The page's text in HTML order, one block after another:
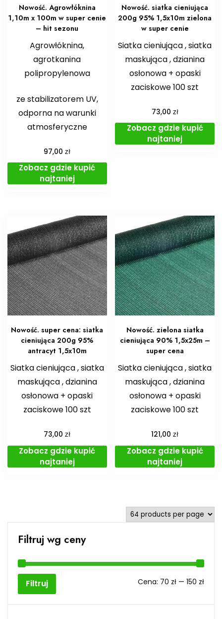
Nowość. Agrowłóknina
1,10m x 100m w super cenie
– hit sezonu
Agrowłóknina,
agrotkanina
polipropylenowa
ze stabilizatorem UV,
odporna na warunki
atmosferyczne
97,00zł
Zobacz gdzie kupić
najtaniej
Nowość. siatka cieniująca
200g 95% 1,5x10m zielona
w super cenie
Siatka cieniująca , siatka
maskująca , dzianina
osłonowa + opaski
zaciskowe 100 szt
73,00 zł
Zobacz gdzie kupić
najtaniej
Nowość. super cena: siatka
cieniująca 200g 95%
antracyt 1,5x10m
Siatka cieniująca , siatka
maskująca , dzianina
osłonowa + opaski
zaciskowe 100 szt
73,00zł
Zobacz gdzie kupić
najtaniej
Nowość. zielona siatka
cieniująca 90% 1,5x25m –
super cena
Siatka cieniująca , siatka
maskująca , dzianina
osłonowa + opaski
zaciskowe 100 szt
121,00zł
Zobacz gdzie kupić
najtaniej
Filtruj wg ceny
Cena
Cena
Filtruj Cena: 70 zł — 150 zł